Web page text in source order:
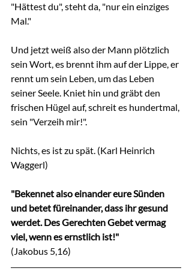
"Hättest du", steht da, "nur ein einziges
Mal."
Und jetzt weiß also der Mann plötzlich
sein Wort, es brennt ihm auf der Lippe, er
rennt um sein Leben, um das Leben
seiner Seele. Kniet hin und gräbt den
frischen Hügel auf, schreit es hundertmal,
sein "Verzeih mir!".
Nichts, es ist zu spät. (Karl Heinrich
Waggerl)
"Bekennet also einander eure Sünden
und betet füreinander, dass ihr gesund
werdet. Des Gerechten Gebet vermag
viel, wenn es ernstlich ist!"
(Jakobus 5,16)